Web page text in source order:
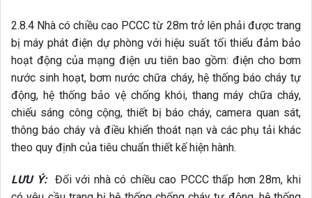
LƯU Ý: Đối với nhà có chiều cao PCCC thấp hơn 28m, khi
có yêu cầu trang bị hệ thống chống cháy tự động, hệ thống
bảo vệ chống khói cần phải có nguồn điện dự phòng đảm
bảo hoạt động của các hệ thống này theo QCVN
06:2021/BXD
2.9 Yêu cầu về an toàn cháy
Nhà chung cư, nhà chung cư hỗn hợp phải đảm bảo các quy
định về an toàn cháy nổ theo QCVN 06:2021/BXD.